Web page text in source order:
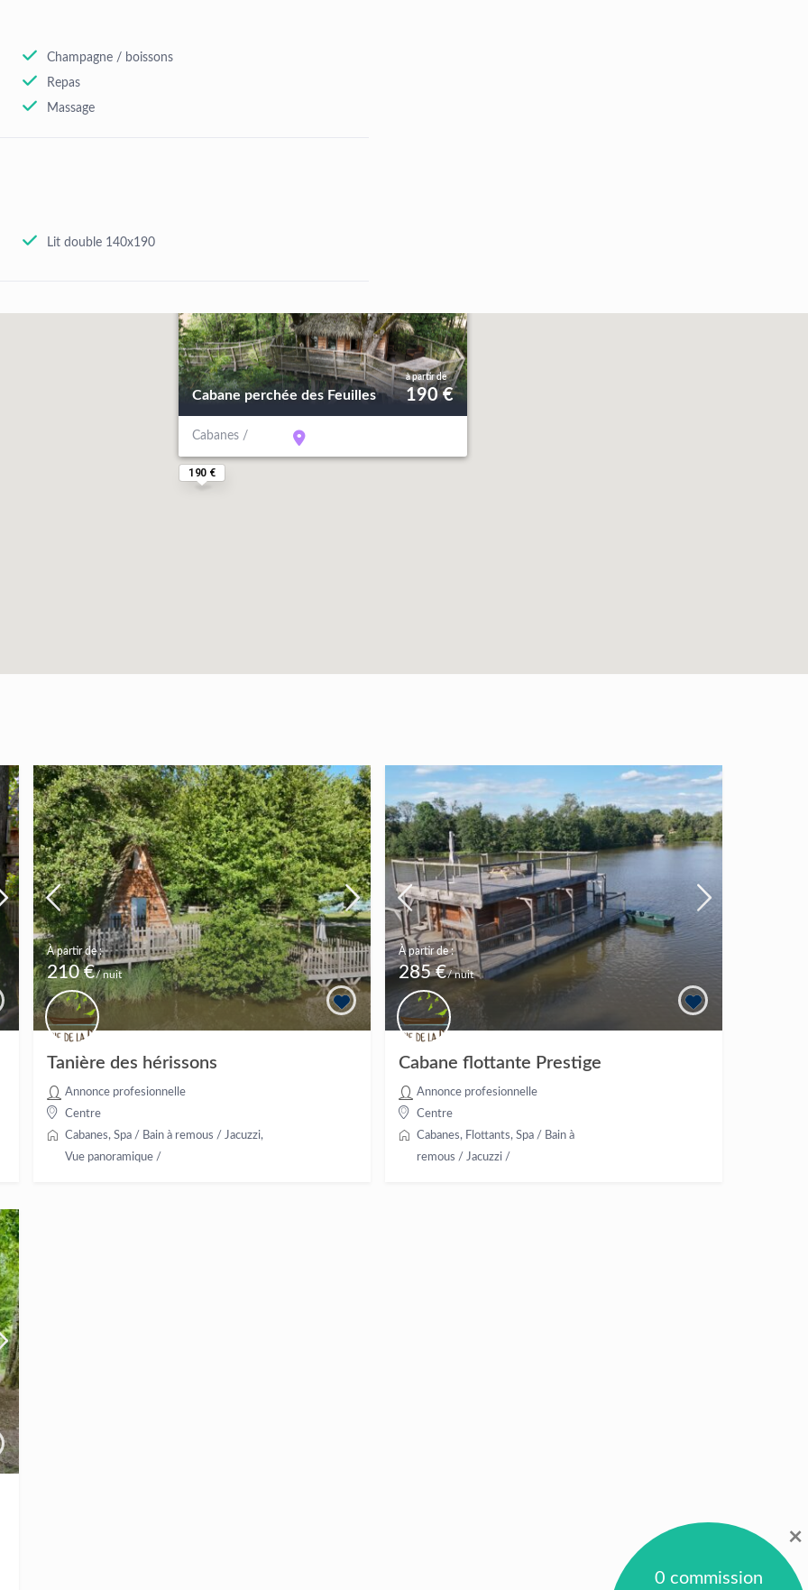
Champagne / boissons
Repas
Massage
Lit double 140x190
190 €
Cabane perchée des Feuilles
Cabanes /
190 €
À partir de :
210 €/ nuit
Tanière des hérissons
Annonce profesionnelle
Centre
Cabanes, Spa / Bain à remous / Jacuzzi,
Vue panoramique /
À partir de :
285 €/ nuit
Cabane flottante Prestige
Annonce profesionnelle
Centre
Cabanes, Flottants, Spa / Bain à
remous / Jacuzzi /
0 commission
×